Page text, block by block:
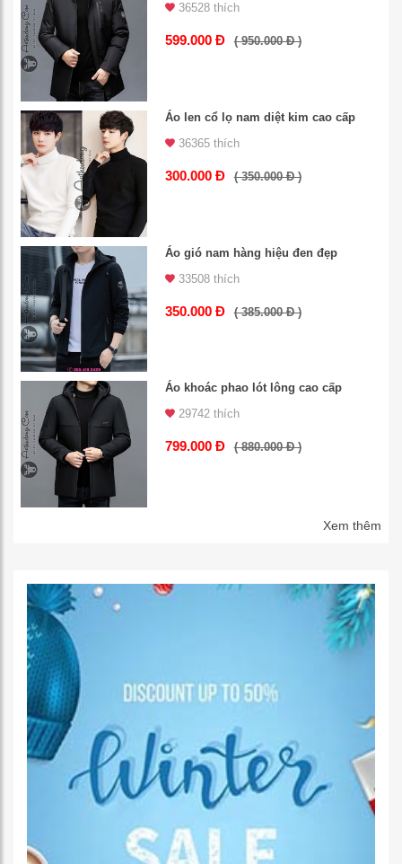
36528 thích
599.000 Đ ( 950.000 Đ )
Áo len cổ lọ nam diệt kim cao cấp
36365 thích
300.000 Đ ( 350.000 Đ )
Áo gió nam hàng hiệu đen đẹp
33508 thích
350.000 Đ ( 385.000 Đ )
Áo khoác phao lót lông cao cấp
29742 thích
799.000 Đ ( 880.000 Đ )
Xem thêm